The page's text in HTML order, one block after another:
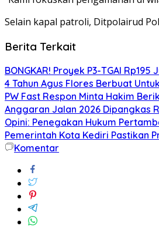
Selain kapal patroli, Ditpolairud
Berita Terkait
BONGKAR! Proyek P3-TGAI
4 Tahun Agus Flores Berbuat
PW Fast Respon Minta Hakim
Anggaran Jalan 2026 Dipangkas
Opini: Penegakan Hukum
Pemerintah Kota Kediri Pastikan
Komentar